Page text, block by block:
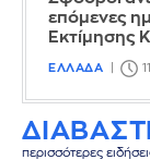
επόμενες
Εκτίμησης
ΕΛΛΑΔΑ
περισσότερες